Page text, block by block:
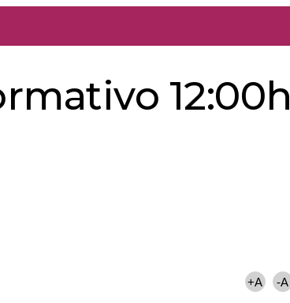
12:00h
+A -A